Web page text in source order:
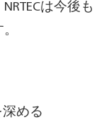
は今後も
める